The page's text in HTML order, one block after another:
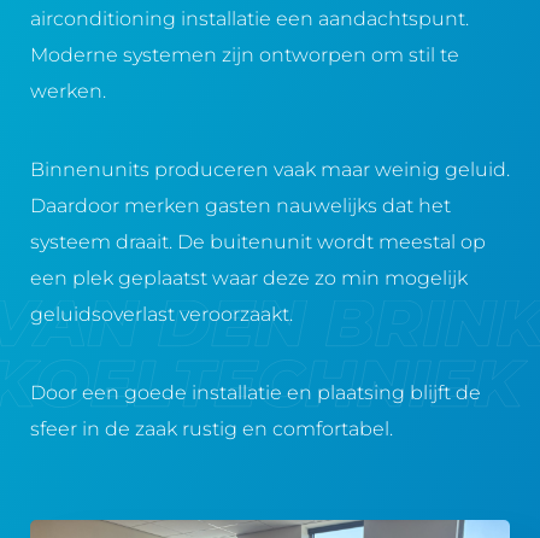
airconditioning installatie een aandachtspunt.
Moderne systemen zijn ontworpen om stil te
werken.
Binnenunits produceren vaak maar weinig geluid.
Daardoor merken gasten nauwelijks dat het
systeem draait. De buitenunit wordt meestal op
een plek geplaatst waar deze zo min mogelijk
geluidsoverlast veroorzaakt.
Door een goede installatie en plaatsing blijft de
sfeer in de zaak rustig en comfortabel.